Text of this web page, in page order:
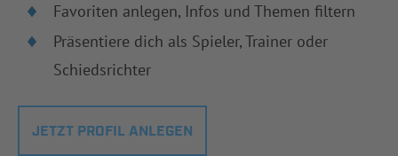
Favoriten anlegen, Infos und Themen filtern
Präsentiere dich als Spieler, Trainer oder
Schiedsrichter
JETZT PROFIL ANLEGEN